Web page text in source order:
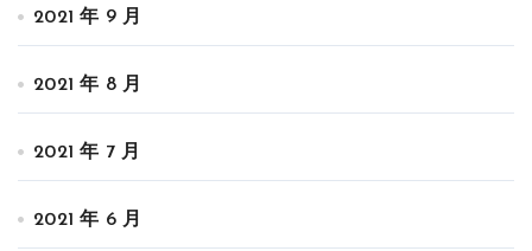
2021 年 9 月
2021 年 8 月
2021 年 7 月
2021 年 6 月